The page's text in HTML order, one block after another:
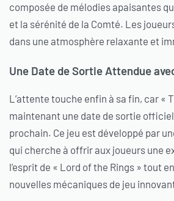
composée de mélodies apaisantes
et la sérénité de la Comté. Les
dans une atmosphère relaxante et
Une Date de Sortie Attendue
L’attente touche enfin à sa fin, car «
maintenant une date de sortie
prochain. Ce jeu est développé par
qui cherche à offrir aux joueurs une
l’esprit de « Lord of the Rings » tout
nouvelles mécaniques de jeu